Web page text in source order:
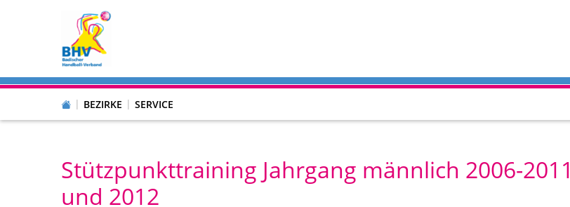
BEZIRKE SERVICE
Stützpunkttraining Jahrgang männlich 2006-2011
und 2012